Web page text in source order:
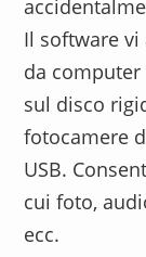
Il codice di
sola volta,
Il software
da
sul disco
fotocamere
USB.
cui foto,
ecc.